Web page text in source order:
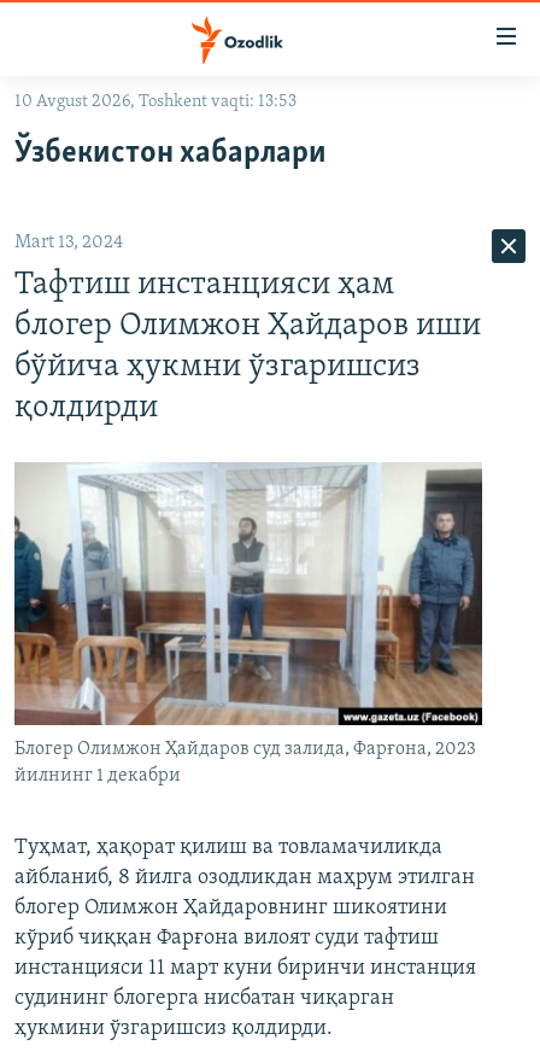
Асосий
Қидиришга
ўтинг
OZODLIK SURISHTIRUVLARI
На русском
ИЖТИМОИЙ ТАРМОҚЛАР
Озодлик бошқа тилларда
10 Avgust 2026, Toshkent vaqti: 13:53
Ўзбекистон хабарлари
Mart 13, 2024
Тафтиш инстанцияси ҳам
блогер Олимжон Ҳайдаров иши
бўйича ҳукмни ўзгаришсиз
қолдирди
Блогер Олимжон Ҳайдаров суд залида, Фарғона, 2023
йилнинг 1 декабри
Туҳмат, ҳақорат қилиш ва товламачиликда
айбланиб, 8 йилга озодликдан маҳрум этилган
блогер Олимжон Ҳайдаровнинг шикоятини
кўриб чиққан Фарғона вилоят суди тафтиш
инстанцияси 11 март куни биринчи инстанция
судининг блогерга нисбатан чиқарган
ҳукмини ўзгаришсиз қолдирди.